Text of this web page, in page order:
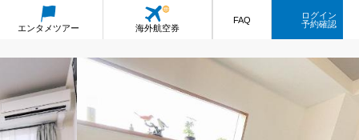
エンタメツアー 海外航空券
FAQ
ログイン
予約確認